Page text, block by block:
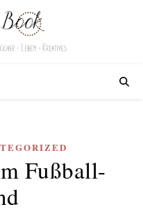
Fußball-